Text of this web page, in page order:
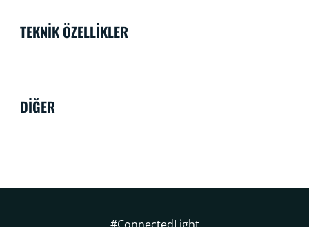
TEKNIK ÖZELLIKLER
DIĞER